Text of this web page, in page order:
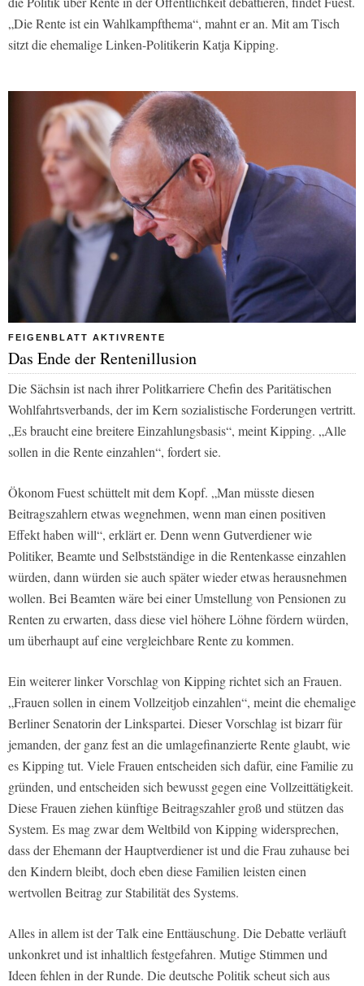
„Die Rente ist ein Wahlkampfthema“, mahnt er an. Mit am Tisch
sitzt die ehemalige Linken-Politikerin Katja Kipping.
FEIGENBLATT AKTIVRENTE
Das Ende der Rentenillusion
Die Sächsin ist nach ihrer Politkarriere Chefin des Paritätischen
Wohlfahrtsverbands, der im Kern sozialistische Forderungen vertritt.
„Es braucht eine breitere Einzahlungsbasis“, meint Kipping. „Alle
sollen in die Rente einzahlen“, fordert sie.
Ökonom Fuest schüttelt mit dem Kopf. „Man müsste diesen
Beitragszahlern etwas wegnehmen, wenn man einen positiven
Effekt haben will“, erklärt er. Denn wenn Gutverdiener wie
Politiker, Beamte und Selbstständige in die Rentenkasse einzahlen
würden, dann würden sie auch später wieder etwas herausnehmen
wollen. Bei Beamten wäre bei einer Umstellung von Pensionen zu
Renten zu erwarten, dass diese viel höhere Löhne fördern würden,
um überhaupt auf eine vergleichbare Rente zu kommen.
Ein weiterer linker Vorschlag von Kipping richtet sich an Frauen.
„Frauen sollen in einem Vollzeitjob einzahlen“, meint die ehemalige
Berliner Senatorin der Linkspartei. Dieser Vorschlag ist bizarr für
jemanden, der ganz fest an die umlagefinanzierte Rente glaubt, wie
es Kipping tut. Viele Frauen entscheiden sich dafür, eine Familie zu
gründen, und entscheiden sich bewusst gegen eine Vollzeittätigkeit.
Diese Frauen ziehen künftige Beitragszahler groß und stützen das
System. Es mag zwar dem Weltbild von Kipping widersprechen,
dass der Ehemann der Hauptverdiener ist und die Frau zuhause bei
den Kindern bleibt, doch eben diese Familien leisten einen
wertvollen Beitrag zur Stabilität des Systems.
Alles in allem ist der Talk eine Enttäuschung. Die Debatte verläuft
unkonkret und ist inhaltlich festgefahren. Mutige Stimmen und
Ideen fehlen in der Runde. Die deutsche Politik scheut sich aus